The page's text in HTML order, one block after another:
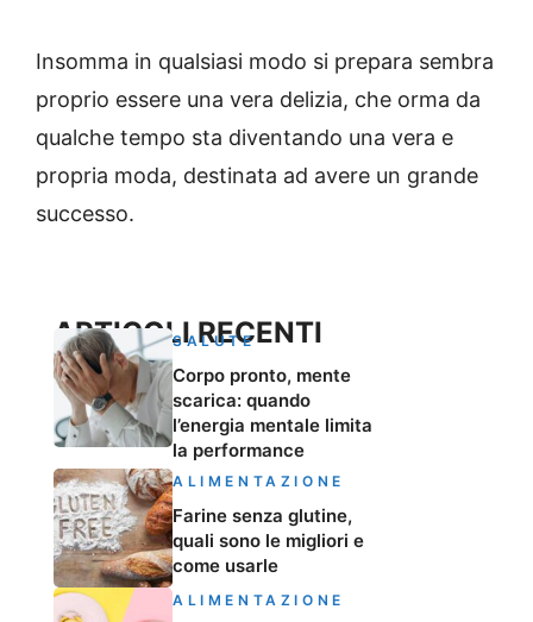
Insomma in qualsiasi modo si prepara sembra
proprio essere una vera delizia, che orma da
qualche tempo sta diventando una vera e
propria moda, destinata ad avere un grande
successo.
ARTICOLI RECENTI
SALUTE
Corpo pronto, mente
scarica: quando
l’energia mentale limita
la performance
ALIMENTAZIONE
Farine senza glutine,
quali sono le migliori e
come usarle
ALIMENTAZIONE